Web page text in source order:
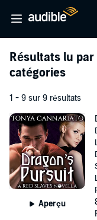
Résultats lu par
catégories
1 - 9 sur 9 résultats
Aperçu